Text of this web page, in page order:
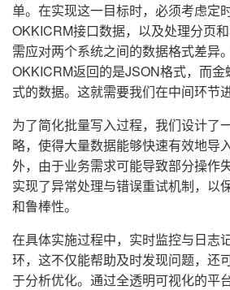
单。在实现这一目标时，必须考虑定
OKKICRM接口数据，以及处理分页
需应对两个系统之间的数据格式差异
OKKICRM返回的是JSON格式，而
式的数据。这就需要我们在中间环节
为了简化批量写入过程，我们设计了
略，使得大量数据能够快速有效地导
外，由于业务需求可能导致部分操作
实现了异常处理与错误重试机制，以
和鲁棒性。
在具体实施过程中，实时监控与日志
环，这不仅能帮助及时发现问题，还
于分析优化。通过全透明可视化的平